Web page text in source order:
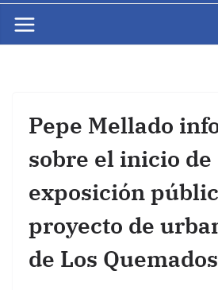
Pepe Mellado
sobre el inicio de
exposición
proyecto de
de Los Quemados